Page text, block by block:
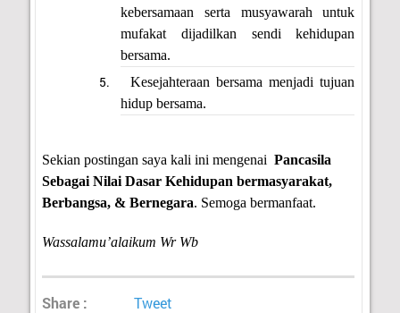
kebersamaan serta musyawarah untuk
mufakat dijadilkan sendi kehidupan
bersama.
Kesejahteraan bersama menjadi tujuan
hidup bersama.
Sekian postingan saya kali ini mengenai Pancasila
Sebagai Nilai Dasar Kehidupan bermasyarakat,
Berbangsa, & Bernegara. Semoga bermanfaat.
Wassalamu’alaikum Wr Wb
Share : Tweet